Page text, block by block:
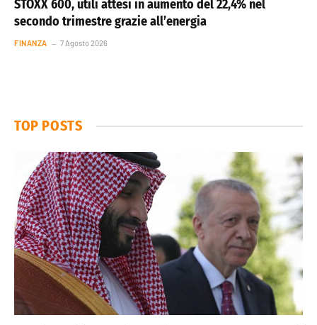
STOXX 600, utili attesi in aumento del 22,4% nel
secondo trimestre grazie all’energia
FINANZA 7 Agosto 2026
TOP POSTS